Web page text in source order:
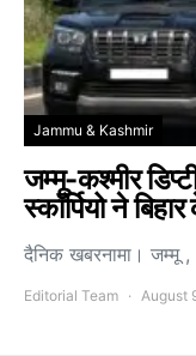
Jammu & Kashmir
जम्मू-कश्मीर
स्कॉर्पियो ने
दैनिक खबरनामा। जम्मू
Editorial Team August